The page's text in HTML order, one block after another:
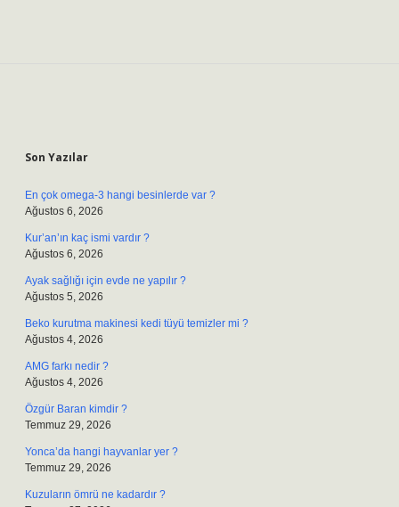
Son Yazılar
En çok omega-3 hangi besinlerde var ?
Ağustos 6, 2026
Kur’an’ın kaç ismi vardır ?
Ağustos 6, 2026
Ayak sağlığı için evde ne yapılır ?
Ağustos 5, 2026
Beko kurutma makinesi kedi tüyü temizler mi ?
Ağustos 4, 2026
AMG farkı nedir ?
Ağustos 4, 2026
Özgür Baran kimdir ?
Temmuz 29, 2026
Yonca’da hangi hayvanlar yer ?
Temmuz 29, 2026
Kuzuların ömrü ne kadardır ?